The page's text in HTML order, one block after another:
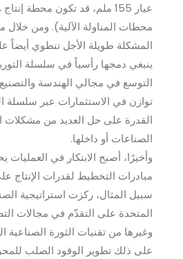
محطات المناولة الآلية). ومن
المشكلة طويلة الأجل تنطوي أيضاً
ينبغي دمجها رأسياً في سلسلة
التوسع في مجالي الهندسة
توازن في الاستثمارات عبر سلسلة
القدرة على حل العديد من مشكلات
الصناعات أو داخلها.
وأخيرًا، أصبح الابتكار في العمليات
مبادرات التخطيط لقدرات الإنتاج
سبيل المثال، ركزت استراتيجية
المتحدة على التقدّم في مجالات
وغيرها من تقنيات الثورة الصناعية
على ذلك تطوير الوقود الصلب